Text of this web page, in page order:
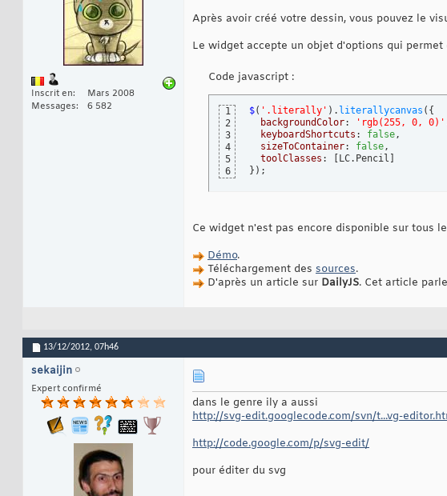
Inscrit en
Mars 2008
Messages
6 582
Après avoir créé votre dessin, vous pouvez le
Le widget accepte un objet d'options qui
Code javascript :
1
2
3
4
5
6
$( '.literally' ) . literallycanvas ( {
backgroundColor: 'rgb(255, 0, 0)'
keyboardShortcuts : false
sizeToContainer: false
toolClasses : LC.Pencil
} ) ;
Ce widget n'est pas encore disponible sur tous
Démo.
Téléchargement des sources.
D'après un article sur DailyJS. Cet article
13/12/2012, 07h46
sekaijin
Expert confirmé
dans le genre ily a aussi
http://svg-edit.googlecode.com/svn/t...vg-
http://code.google.com/p/svg-edit/
pour éditer du svg